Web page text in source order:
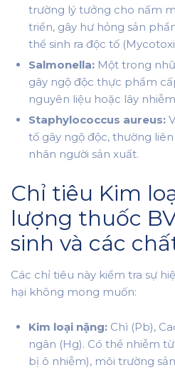
trường lý tưởng cho nấm
triển, gây hư hỏng sản
thể sinh ra độc tố
Salmonella: Một trong
gây ngộ độc thực phẩm
nguyên liệu hoặc lây
Staphylococcus aureus:
tố gây ngộ độc, thường
nhân người sản xuất.
Chỉ tiêu Kim
lượng thuốc
sinh và các
Các chỉ tiêu này kiểm tra sự
hại không mong muốn:
Kim loại nặng: Chì (Pb),
ngân (Hg). Có thể nhiễm
bị ô nhiễm), môi trường